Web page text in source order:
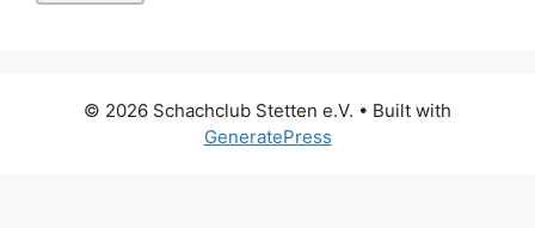
© 2026 Schachclub Stetten e.V. • Built with
GeneratePress